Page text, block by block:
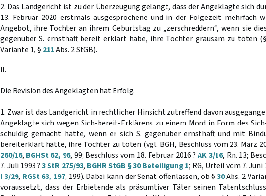
2. Das Landgericht ist zu der Überzeugung gelangt, dass der Angeklagte sich
13. Februar 2020 erstmals ausgesprochene und in der Folgezeit mehrfach
Angebot, ihre Tochter an ihrem Geburtstag zu „zerschreddern“, wenn sie
gegenüber S. ernsthaft bereit erklärt habe, ihre Tochter grausam zu töten (§
Variante 1, § 211Abs. 2 StGB).
II.
Die Revision des Angeklagten hat Erfolg.
1. Zwar ist das Landgericht in rechtlicher Hinsicht zutreffend davon
Angeklagte sich wegen Sich-bereit-Erklärens zu einem Mord in Form des
schuldig gemacht hätte, wenn er sich S. gegenüber ernsthaft und mit
bereiterklärt hätte, ihre Tochter zu töten (vgl. BGH, Beschluss vom 23. März
260/16, BGHSt 62, 96, 99; Beschluss vom 18. Februar 2016 ?AK 3/16, Rn. 13;
7. Juli 1993 ?3 StR 275/93, BGHR StGB § 30 Beteiligung 1; RG, Urteil vom 7. Juni
I 3/29, RGSt 63, 197, 199). Dabei kann der Senat offenlassen, ob § 30Abs. 2
voraussetzt, dass der Erbietende als präsumtiver Täter seinen